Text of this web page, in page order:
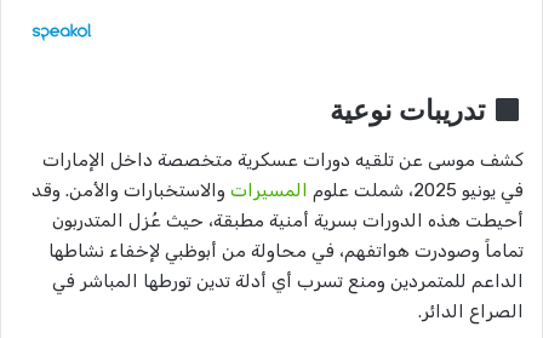
تدريبات نوعية
كشف موسى عن تلقيه دورات عسكرية متخصصة داخل الإمارات
في يونيو 2025، شملت علوم
المسيرات والاستخبارات والأمن. وقد
أحيطت هذه الدورات بسرية أمنية مطبقة، حيث عُزل المتدربون
تماماً وصودرت هواتفهم، في محاولة من أبوظبي لإخفاء نشاطها
الداعم للمتمردين ومنع تسرب أي أدلة تدين تورطها المباشر في
الصراع الدائر.